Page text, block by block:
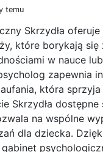
temu
Skrzydła
które borykają się
w nauce
zapewnia
która
Skrzydła
na wspólne
dla dziecka.